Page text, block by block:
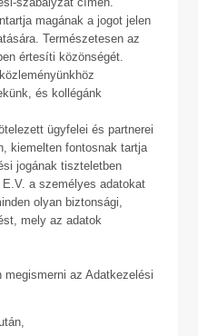
magának a jogot jelen
Természetesen az
értesíti közönségét.
és kollégánk
ügyfelei és partnerei
kiemelten fontosnak tartja
jogának tiszteletben
a személyes adatokat
olyan biztonsági,
mely az adatok
megismerni az Adatkezelési